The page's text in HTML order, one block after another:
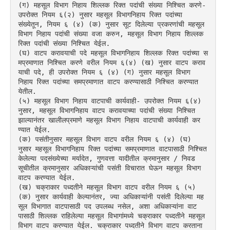
(ग) महसूल विभाग निहाय शिल्लक रिक्त पदांची संख्या निश्चित करणे-
उपरोक्त नियम ६(२) नुसार महसूल विभागनिहाय रिक्त पदांच्या
संख्येतून, नियम ६ (४) (क) नुसार सूट दिलेल्या प्रकरणांची महसूल
विभाग निहाय पदांची संख्या वजा करुन, महसूल विभाग निहाय शिल्लक
रिक्त पदांची संख्या निश्चित येईल.
(घ) वाटप करावयाची पदे महसूल विभागनिहाय शिल्लक रिक्त पदांच्या स
मप्रमाणात निश्चित करणे वरील नियम ६(४) (ख) नुसार वाटप कराव
याची पदे, ही उपरोक्त नियम ६ (४) (ग) नुसार महसूल विभाग
निहाय रिक्त पदांच्या समप्रमाणात वाटप करण्यासाठी निश्चित करण्यात
येतील.
(५) महसूल विभाग निहाय वाटपाची कार्यवाही- उपरोक्त नियम ६(४)
नुसार, महसूल विभागनिहाय वाटप करावयाच्या पदांची संख्या निश्चित
झाल्यानंतर खालीलप्रमाणे महसूल विभाग निहाय वाटपाची कार्यवाही कर
ण्यात येईल.
(क) पसंतीनुसार महसूल विभाग वाटप वरील नियम ६ (४) (घ)
नुसार महसूल विभागनिहाय रिक्त पदांच्या समप्रमाणात वाटपासाठी निश्चित
केलेल्या पदसंख्येच्या मर्यादेत, गुणवत्ता यादीतील क्रमानुसार / निवड
सूचीतील क्रमानुसार अधिकाऱ्यांची पसंती विचारात घेऊन महसूल विभाग
वाटप करण्यात येईल.
(ख) चक्राकार पध्दतीने महसूल विभाग वाटप वरील नियम ६ (५)
(क) नुसार कार्यवाही केल्यानंतर, ज्या अधिकाऱ्यांनी पसंती दिलेल्या मह
सूल विभागात वाटपासाठी पद उपलब्ध नसेल, अशा अधिकाऱ्यांना वाट
पासाठी शिल्लक राहिलेल्या महसूल विभागांमध्ये चक्राकार पध्दतीने महसूल
विभाग वाटप करण्यात येईल. चक्राकार पध्दतीने विभाग वाटप करताना